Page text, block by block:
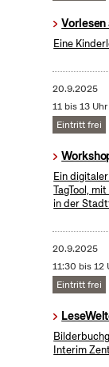
Eine
20.9.2025
11 bis 13 Uhr
Eintritt frei
Ein
TagTool,
in der
20.9.2025
11:30 bis 12
Eintritt frei
Interim